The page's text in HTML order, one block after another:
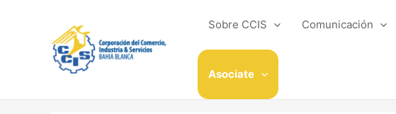
Sobre CCIS Comunicación
Asociate